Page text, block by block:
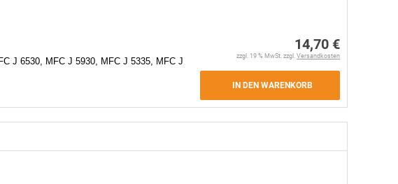
J 6530, MFC J 5930, MFC J 5335, MFC J
14,70 €
zzgl. 19 % MwSt. zzgl. Versandkosten
IN DEN WARENKORB